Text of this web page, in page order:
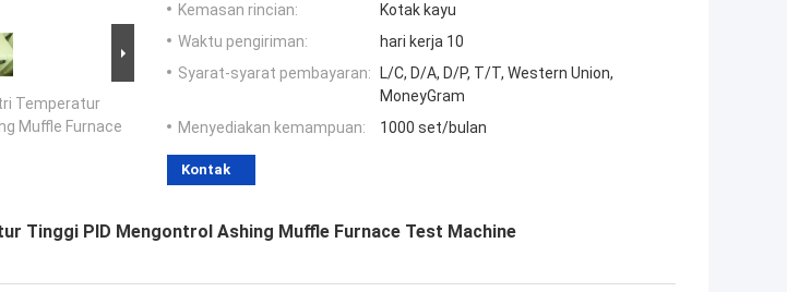
Temperatur
Muffle Furnace
Kemasan rincian:
Kotak kayu
Waktu pengiriman:
hari kerja 10
Syarat-syarat pembayaran:
L/C, D/A, D/P, T/T, Western Union,
MoneyGram
Menyediakan kemampuan:
1000 set/bulan
Kontak
Tinggi PID Mengontrol Ashing Muffle Furnace Test Machine